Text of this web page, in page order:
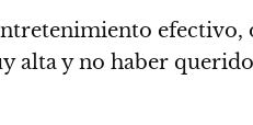
efectivo,
alta y no haber